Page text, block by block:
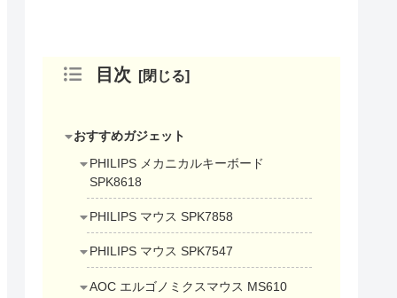
目次
おすすめガジェット
PHILIPS メカニカルキーボード
SPK8618
PHILIPS マウス SPK7858
PHILIPS マウス SPK7547
AOC エルゴノミクスマウス MS610